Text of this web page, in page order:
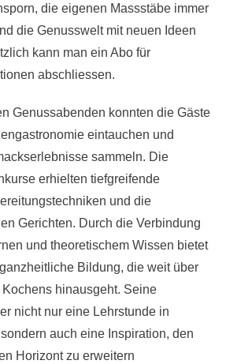
die eigenen Massstäbe immer
die Genusswelt mit neuen Ideen
kann man ein Abo für
abschliessen.
Genussabenden konnten die Gäste
eintauchen und
sammeln. Die
erhielten tiefgreifende
und die
Gerichten. Durch die Verbindung
und theoretischem Wissen bietet
Bildung, die weit über
hinausgeht. Seine
nicht nur eine Lehrstunde in
auch eine Inspiration, den
Horizont zu erweitern